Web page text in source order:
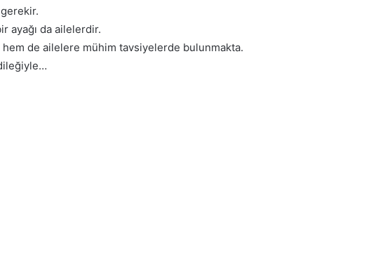
ayağı da ailelerdir.
de ailelere mühim tavsiyelerde bulunmakta.